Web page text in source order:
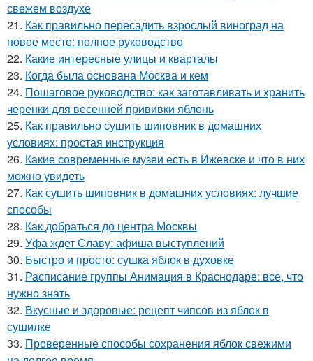
свежем воздухе
21. Как правильно пересадить взрослый виноград на
новое место: полное руководство
22. Какие интересные улицы и кварталы
23. Когда была основана Москва и кем
24. Пошаговое руководство: как заготавливать и хранить
черенки для весенней прививки яблонь
25. Как правильно сушить шиповник в домашних
условиях: простая инструкция
26. Какие современные музеи есть в Ижевске и что в них
можно увидеть
27. Как сушить шиповник в домашних условиях: лучшие
способы
28. Как добраться до центра Москвы
29. Уфа ждет Славу: афиша выступлений
30. Быстро и просто: сушка яблок в духовке
31. Расписание группы Анимация в Краснодаре: все, что
нужно знать
32. Вкусные и здоровые: рецепт чипсов из яблок в
сушилке
33. Проверенные способы сохранения яблок свежими